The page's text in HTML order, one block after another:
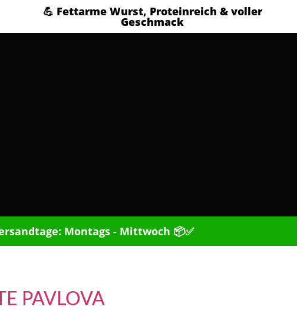
💪 Fettarme Wurst, Proteinreich & voller
Geschmack
Montags - Mittwoch 📦✅
PAVLOVA